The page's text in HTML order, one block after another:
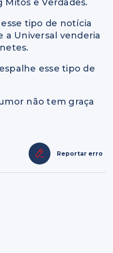
e Verdades.
tipo de notícia
a Universal venderia
esse tipo de
não tem graça
Reportar erro